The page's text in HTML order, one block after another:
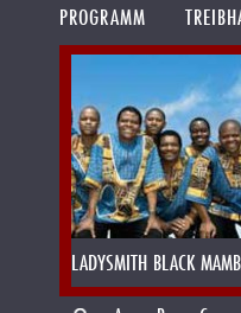
PROGRAMM
LADYSMITH BLACK